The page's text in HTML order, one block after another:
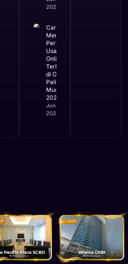
2026
Cara
Mengurus
Perizinan
Usaha
Online
Terbaru
di OSS
Paling
Mudah
2026
June 2,
2026